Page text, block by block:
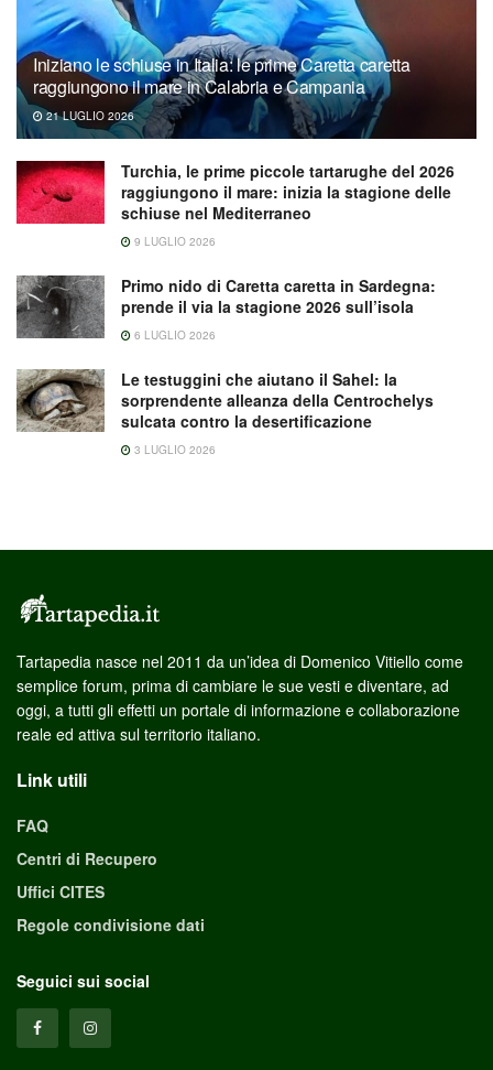
Iniziano le schiuse in Italia: le prime Caretta caretta
raggiungono il mare in Calabria e Campania
21 LUGLIO 2026
Turchia, le prime piccole tartarughe del 2026
raggiungono il mare: inizia la stagione delle
schiuse nel Mediterraneo
9 LUGLIO 2026
Primo nido di Caretta caretta in Sardegna:
prende il via la stagione 2026 sull’isola
6 LUGLIO 2026
Le testuggini che aiutano il Sahel: la
sorprendente alleanza della Centrochelys
sulcata contro la desertificazione
3 LUGLIO 2026
Tartapedia nasce nel 2011 da un’idea di Domenico Vitiello come
semplice forum, prima di cambiare le sue vesti e diventare, ad
oggi, a tutti gli effetti un portale di informazione e collaborazione
reale ed attiva sul territorio italiano.
Link utili
FAQ
Centri di Recupero
Uffici CITES
Regole condivisione dati
Seguici sui social